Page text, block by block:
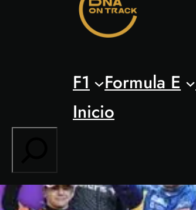
F1 Formula E
Inicio